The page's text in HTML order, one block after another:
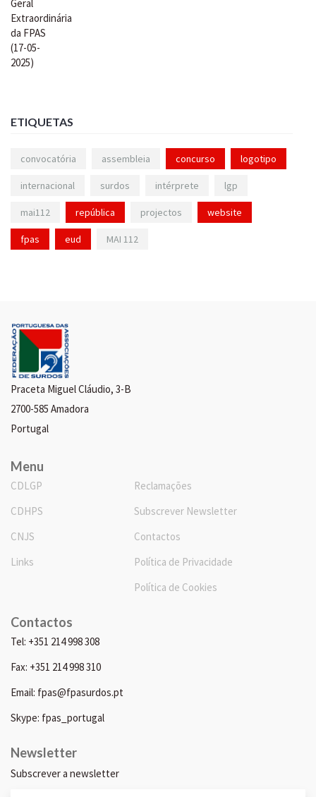
ETIQUETAS
convocatória assembleia concurso logotipo
internacional surdos intérprete lgp
mai112 república projectos website
fpas eud MAI 112
Praceta Miguel Cláudio, 3-B
2700-585 Amadora
Portugal
Menu
CDLGP
CDHPS
CNJS
Links
Reclamações
Subscrever Newsletter
Contactos
Política de Privacidade
Política de Cookies
Contactos
Tel: +351 214 998 308
Fax: +351 214 998 310
Email: fpas@fpasurdos.pt
Skype: fpas_portugal
Newsletter
Subscrever a newsletter